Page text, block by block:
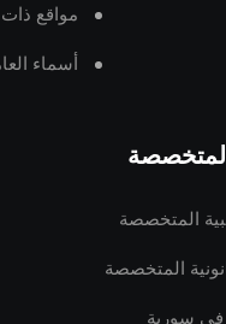
مواقع
أسماء
المتخصصة
المتخصصة
في سورية